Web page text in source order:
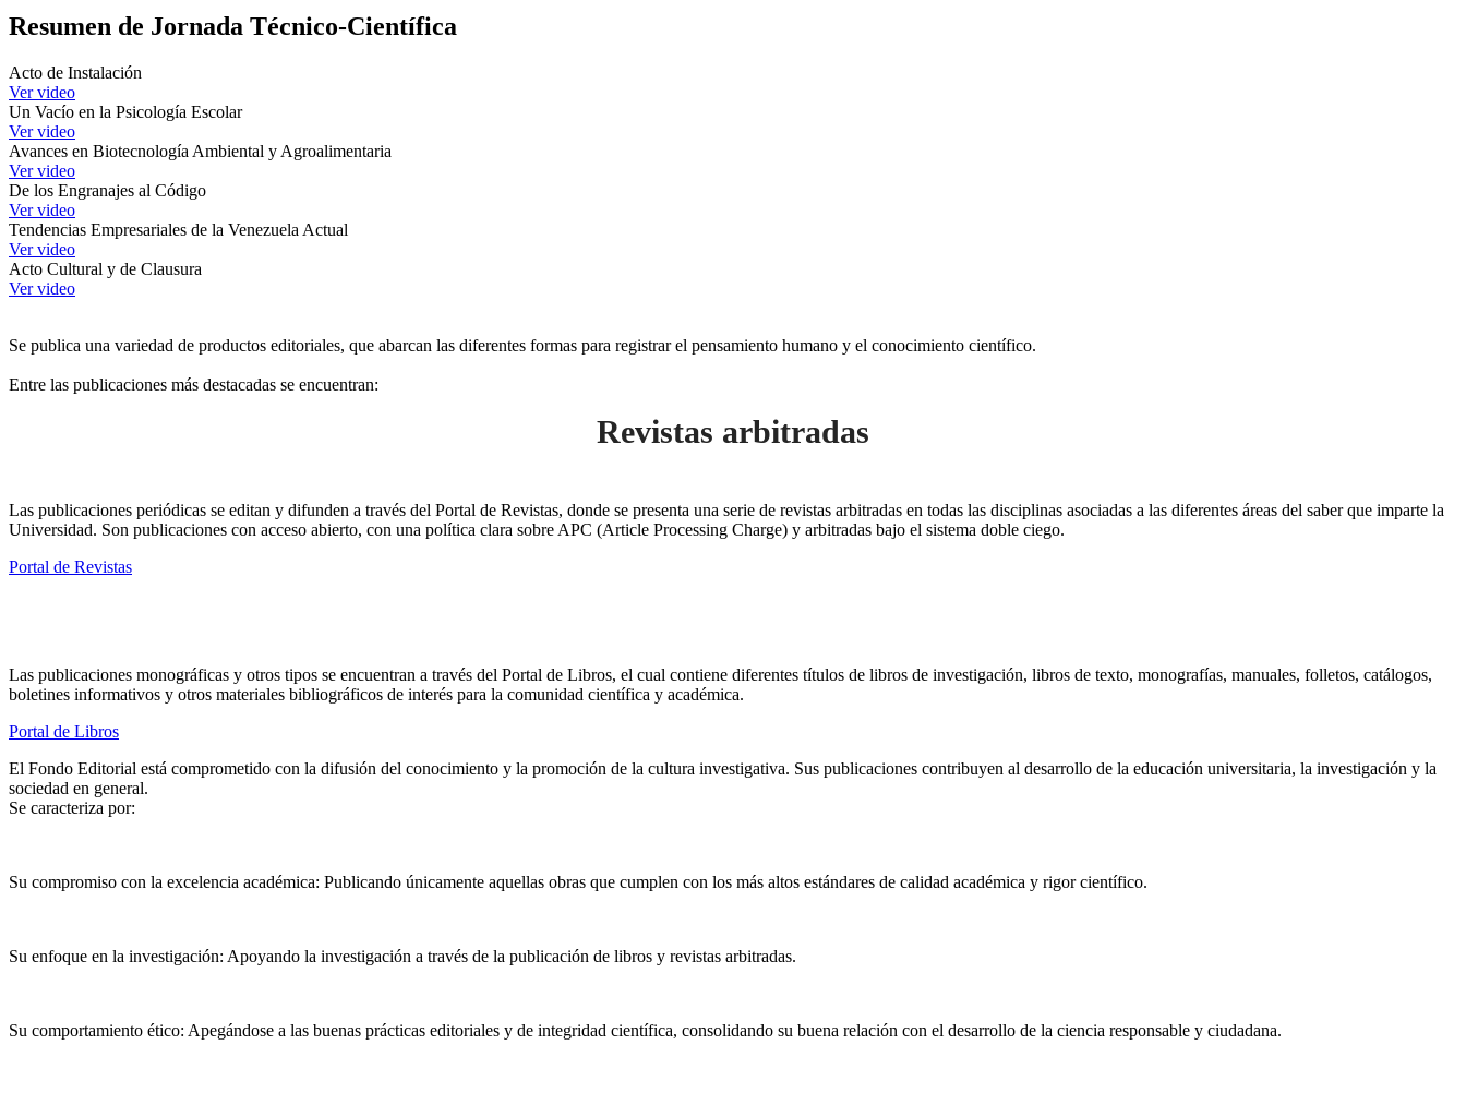
Resumen de Jornada Técnico-Científica
Acto de Instalación
Ver video
Un Vacío en la Psicología Escolar
Ver video
Avances en Biotecnología Ambiental y Agroalimentaria
Ver video
De los Engranajes al Código
Ver video
Tendencias Empresariales de la Venezuela Actual
Ver video
Acto Cultural y de Clausura
Ver video
Se publica una variedad de productos editoriales, que abarcan las diferentes formas para registrar el pensamiento humano y el conocimiento científico.
Entre las publicaciones más destacadas se encuentran:
Revistas arbitradas
Las publicaciones periódicas se editan y difunden a través del Portal de Revistas, donde se presenta una serie de revistas arbitradas en todas las disciplinas asociadas a las diferentes áreas del saber que imparte la
Universidad. Son publicaciones con acceso abierto, con una política clara sobre APC (Article Processing Charge) y arbitradas bajo el sistema doble ciego.
Portal de Revistas
Las publicaciones monográficas y otros tipos se encuentran a través del Portal de Libros, el cual contiene diferentes títulos de libros de investigación, libros de texto, monografías, manuales, folletos, catálogos,
boletines informativos y otros materiales bibliográficos de interés para la comunidad científica y académica.
Portal de Libros
El Fondo Editorial está comprometido con la difusión del conocimiento y la promoción de la cultura investigativa. Sus publicaciones contribuyen al desarrollo de la educación universitaria, la investigación y la
sociedad en general.
Se caracteriza por:
Su compromiso con la excelencia académica: Publicando únicamente aquellas obras que cumplen con los más altos estándares de calidad académica y rigor científico.
Su enfoque en la investigación: Apoyando la investigación a través de la publicación de libros y revistas arbitradas.
Su comportamiento ético: Apegándose a las buenas prácticas editoriales y de integridad científica, consolidando su buena relación con el desarrollo de la ciencia responsable y ciudadana.